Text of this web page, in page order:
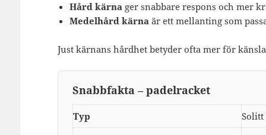
Hård kärnager snabbare respons och mer
Medelhård kärnaär ett mellanting som
Just kärnans hårdhet betyder ofta mer för
Snabbfakta – padelracket
Typ
Solitt